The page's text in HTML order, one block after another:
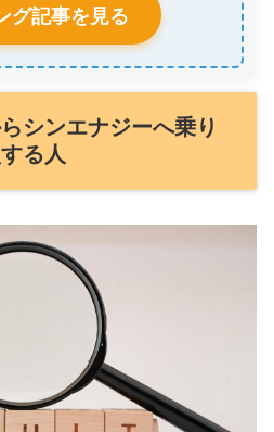
グ記事を見る
シンエナジーへ乗り
る人